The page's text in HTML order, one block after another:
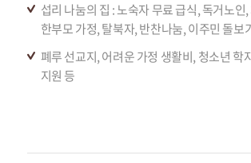
섭리 나눔의 집 : 노숙자 무료 급식, 독거노인
한부모 가정, 탈북자, 반찬나눔, 이주민 돌보
폐루 선교지, 어려운 가정 생활비, 청소년 학
지원 등